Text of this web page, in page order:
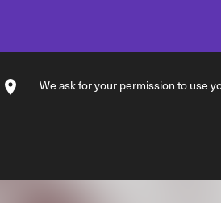
We ask for your permission to use